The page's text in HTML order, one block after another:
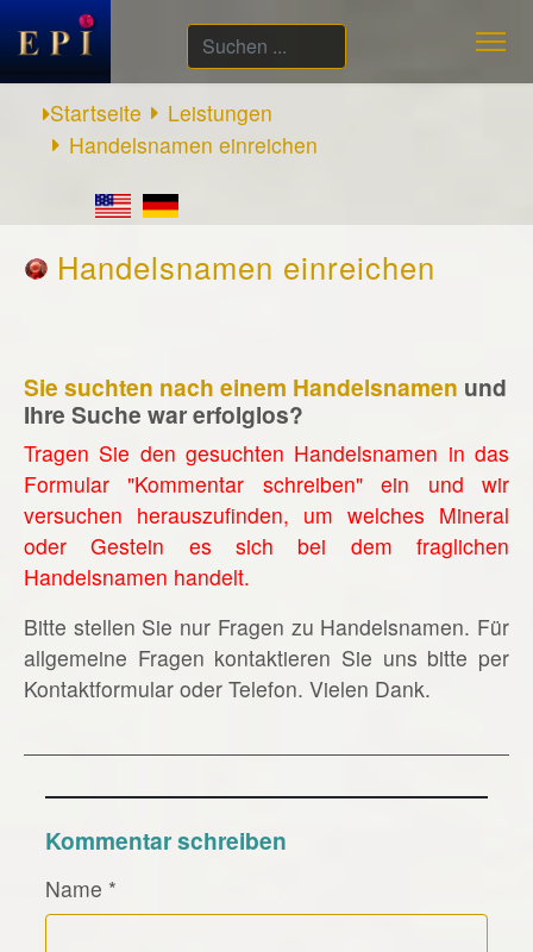
Suchen
...
Startseite
Leistungen
Handelsnamen einreichen
Handelsnamen einreichen
Sie suchten nach einem Handelsnamen und
Ihre Suche war erfolglos?
Tragen Sie den gesuchten Handelsnamen in das
Formular "Kommentar schreiben" ein und wir
versuchen herauszufinden, um welches Mineral
oder Gestein es sich bei dem fraglichen
Handelsnamen handelt.
Bitte stellen Sie nur Fragen zu Handelsnamen. Für
allgemeine Fragen kontaktieren Sie uns bitte per
Kontaktformular oder Telefon. Vielen Dank.
Kommentar schreiben
Name *